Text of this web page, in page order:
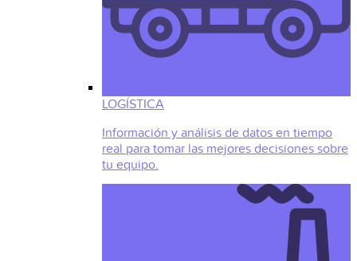
LOGÍSTICA
Información y análisis de datos en tiempo
real para tomar las mejores decisiones sobre
tu equipo.